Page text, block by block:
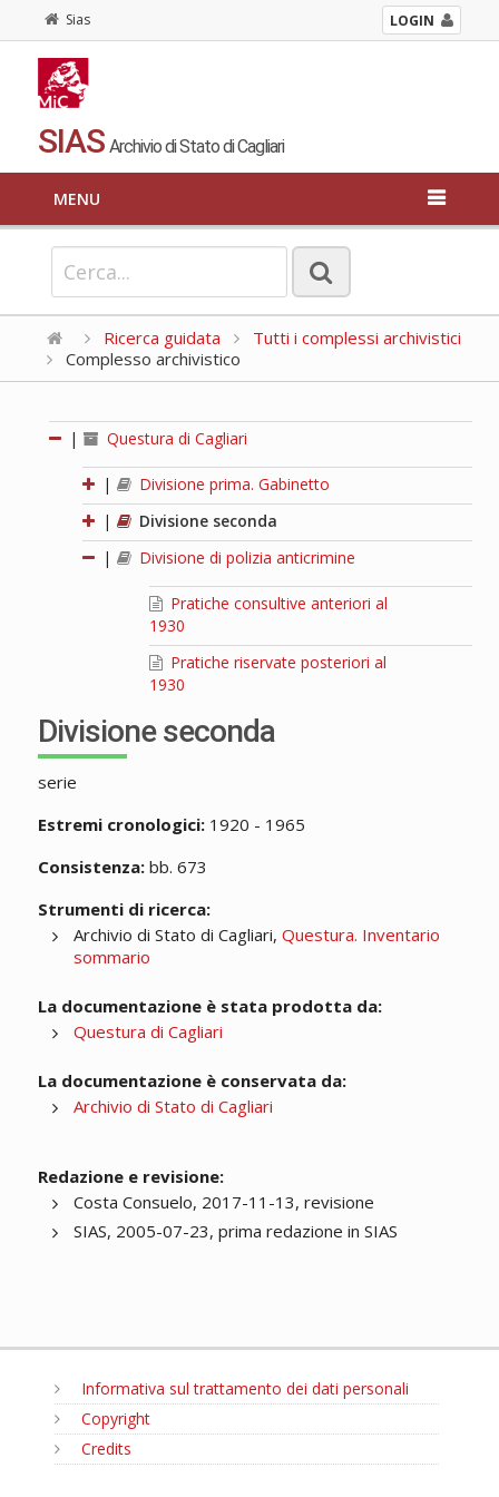
Sias LOGIN
SIAS Archivio di Stato di Cagliari
MENU
Ricerca guidata
Tutti i complessi archivistici
Complesso archivistico
| Questura di Cagliari
|
Divisione prima. Gabinetto
|
Divisione seconda
|
Divisione di polizia anticrimine
Pratiche consultive anteriori al
1930
Pratiche riservate posteriori al
1930
Divisione seconda
serie
Estremi cronologici:1920 - 1965
Consistenza:bb. 673
Strumenti di ricerca:
Archivio di Stato di Cagliari, Questura. Inventario
sommario
La documentazione è stata prodotta da:
Questura di Cagliari
La documentazione è conservata da:
Archivio di Stato di Cagliari
Redazione e revisione:
Costa Consuelo, 2017-11-13, revisione
SIAS, 2005-07-23, prima redazione in SIAS
Informativa sul trattamento dei dati personali
Copyright
Credits